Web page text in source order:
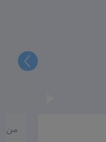
من
التالي